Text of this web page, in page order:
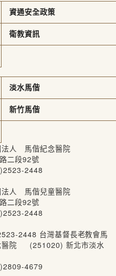
資通安全政策
衛教資訊
淡水馬偕
新竹馬偕
法人 馬偕紀念醫院
二段92號
2448
法人 馬偕兒童醫院
二段92號
2448
2448 台灣基督長老教會馬
醫院 (251020) 新北市淡水
4679